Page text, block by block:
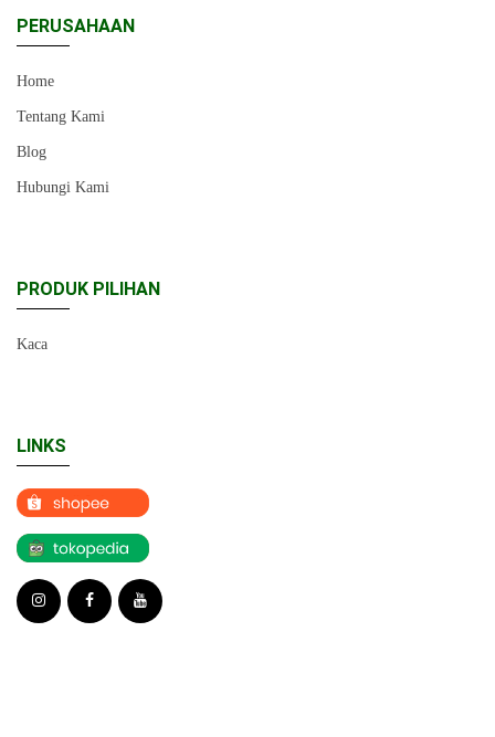
PERUSAHAAN
Home
Tentang Kami
Blog
Hubungi Kami
PRODUK PILIHAN
Kaca
LINKS